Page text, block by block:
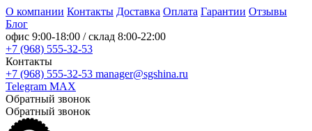
О компании Контакты Доставка Оплата Гарантии Отзывы
Блог
офис 9:00-18:00 / склад 8:00-22:00
+7 (968) 555-32-53
Контакты
+7 (968) 555-32-53 manager@sgshina.ru
Telegram MAX
Обратный звонок
Обратный звонок